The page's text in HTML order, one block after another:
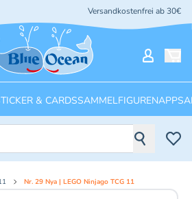
Versandkostenfrei ab 30€
& CARDSSAMMELFIGURENAPPS
Nr. 29 Nya | LEGO Ninjago TCG 11